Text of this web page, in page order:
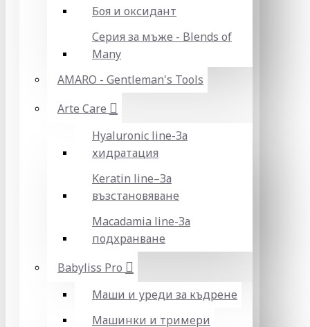
Боя и оксидант
Серия за мъже - Blends of
Many
AMARO - Gentleman's Tools
Arte Care
Hyaluronic line-За
хидратация
Keratin line–За
възстановяване
Macadamia line-За
подхранване
Babyliss Pro
Маши и уреди за къдрене
Машинки и тримери